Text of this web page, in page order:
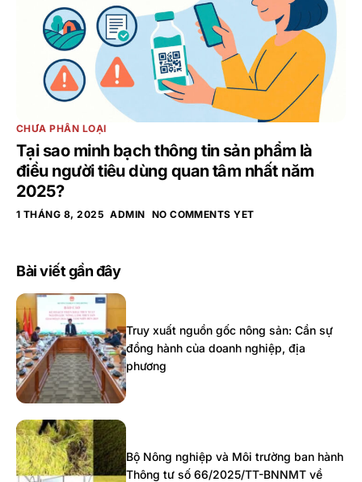
CHƯA PHÂN LOẠI
Tại sao minh bạch thông tin sản phẩm là
điều người tiêu dùng quan tâm nhất năm
2025?
1 THÁNG 8, 2025 ADMIN NO COMMENTS YET
Bài viết gần đây
Truy xuất nguồn gốc nông sản: Cần sự
đồng hành của doanh nghiệp, địa
phương
Bộ Nông nghiệp và Môi trường ban hành
Thông tư số 66/2025/TT-BNNMT về